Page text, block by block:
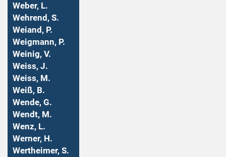
Weber, L.
Wehrend, S.
Weiand, P.
Weigmann, P.
Weinig, V.
Weiss, J.
Weiss, M.
Weiß, B.
Wende, G.
Wendt, M.
Wenz, L.
Werner, H.
Wertheimer, S.